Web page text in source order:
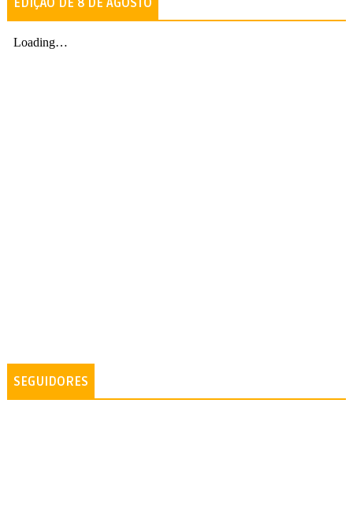
EDIÇÃO DE 8 DE AGOSTO
SEGUIDORES